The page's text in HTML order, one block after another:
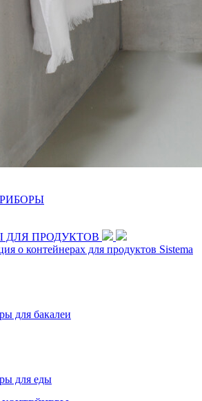
ДЛЯ ПРОДУКТОВ
о контейнерах для продуктов Sistema
для бакалеи
для еды